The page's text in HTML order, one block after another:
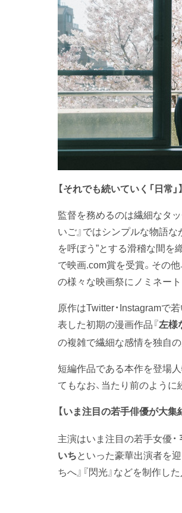
【それでも続いていく「日常」】
監督を務めるのは繊細なタ
いご』ではシンプルな物語な
を呼ぼう”とする滑稽な間を
で映画.com賞を受賞。その
の様々な映画祭にノミネート
原作はTwitter・Instagramで
表した初期の漫画作品『左様
の複雑で繊細な感情を独自
短編作品である本作を登場
てもなお、当たり前のように
【いま注目の若手俳優が大集結
主演はいま注目の若手女優・
いちといった豪華出演者を
ちへ』『閃光』などを制作し